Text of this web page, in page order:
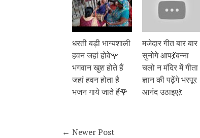
धरती बड़ी भाग्यशाली
हवन जहां होवे🌹
भगवान खुश होते हैं
जहां हवन होता है
भजन गाये जाते हैं🌹
मजेदार गीत बार बार
सुनोगे आप💃बन्ना
चलो न मंदिर में गीता
ज्ञान की पढ़ेंगे भरपूर
आनंद उठाइए💃
← Newer Post